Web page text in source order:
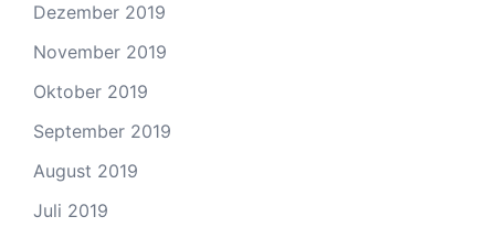
Dezember 2019
November 2019
Oktober 2019
September 2019
August 2019
Juli 2019